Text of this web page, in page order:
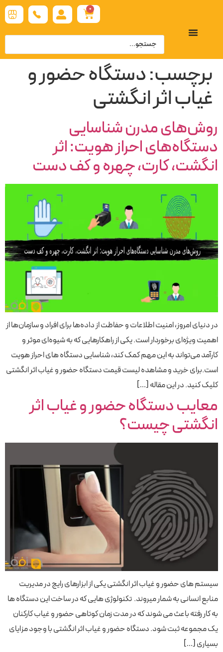
0
برچسب:دستگاه حضور و
غیاب اثر انگشتی
روش‌های مدرن شناسایی
دستگاه‌های احراز هویت: اثر
انگشت، کارت، چهره و کف دست
در دنیای امروز، امنیت اطلاعات و حفاظت از داده‌ها برای افراد و سازمان‌ها از
اهمیت ویژه‌ای برخوردار است. یکی از راهکارهایی که به شیوه‌ای موثر و
کارآمد می‌تواند به این مهم کمک کند، شناسایی دستگاه های احراز هویت
است.برای خرید و مشاهده لیست قیمت دستگاه حضور و غیاب اثر انگشتی
کلیک کنید. در این مقاله […]
معایب دستگاه حضور و غیاب اثر
انگشتی چیست؟
سیستم های حضور و غیاب اثر انگشتی یکی از ابزارهای رایج در مدیریت
منابع انسانی به شمار میروند. تکنولوژی هایی که در ساخت این دستگاه ها
به کار رفته باعث می شوند که در مدت زمان کوتاهی حضور و غیاب کارکنان
یک مجموعه ثبت شود. دستگاه حضور و غیاب اثر انگشتی با وجود مزایای
بسیاری […]